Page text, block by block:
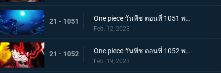
21 - 1051 One piece วันพีช ตอนที่ 1051 พากย์ไทย ตำนานกลับมาอีกครั้ง! หมัดของลูฟี่คำรามบนท้องฟ้า
Feb. 12, 2023
21 - 1052 One piece วันพีช ตอนที่ 1052 พากย์ไทย สถาการณ์ตึงเครียด! จุดจบของโอนิกาชิมะ!
Feb. 19, 2023